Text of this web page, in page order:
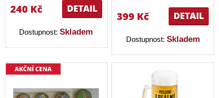
DETAIL
240 Kč
Dostupnost:Skladem
DETAIL
399 Kč
Dostupnost: Skladem
AKČNÍ CENA